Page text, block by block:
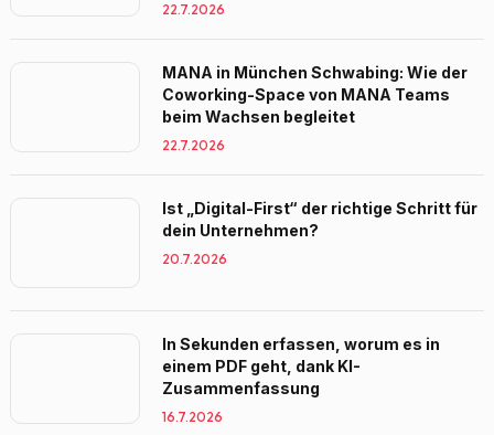
22.7.2026
MANA in München Schwabing: Wie der
Coworking-Space von MANA Teams
beim Wachsen begleitet
22.7.2026
Ist „Digital-First“ der richtige Schritt für
dein Unternehmen?
20.7.2026
In Sekunden erfassen, worum es in
einem PDF geht, dank KI-
Zusammenfassung
16.7.2026